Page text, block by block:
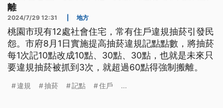
離
2024/7/29 12:31 地方
桃園市現有12處社會住宅，常有住戶違規抽菸引發民
怨。市府8月1日實施提高抽菸違規記點點數，將抽菸
每1次記10點改成10點、30點、30點，也就是未來只
要違規抽菸被抓到3次，就超過60點得強制搬離。
違規 抽菸 記點 住戶 ...